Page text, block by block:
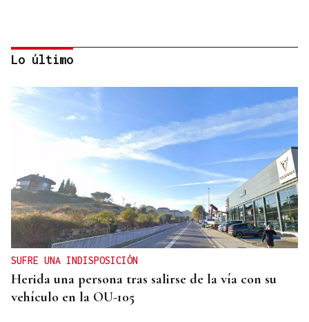
BALSA HINCHABLE
Dos menores rescatados tras ser arrastrados por la
corriente en la playa de A Besteira
Lo último
SUFRE UNA INDISPOSICIÓN
Herida una persona tras salirse de la vía con su
vehículo en la OU-105